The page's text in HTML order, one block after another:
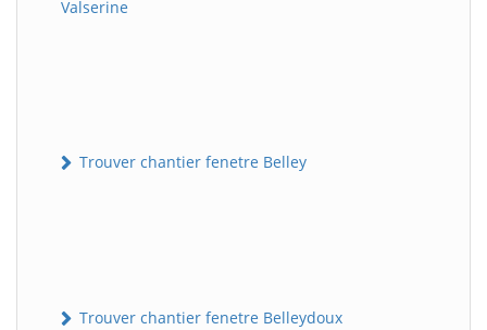
Valserine
Trouver chantier fenetre Belley
Trouver chantier fenetre Belleydoux